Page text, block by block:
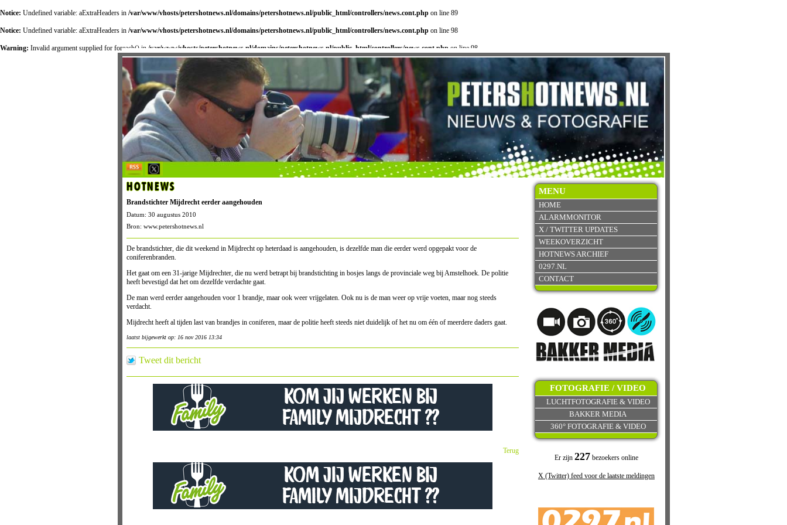
Notice: Undefined variable: aExtraHeaders in /var/www/vhosts/petershotnews.nl/domains/petershotnews.nl/public_html/controllers/news.cont.php on line 89
Notice: Undefined variable: aExtraHeaders in /var/www/vhosts/petershotnews.nl/domains/petershotnews.nl/public_html/controllers/news.cont.php on line 98
Warning: Invalid argument supplied for foreach() in /var/www/vhosts/petershotnews.nl/domains/petershotnews.nl/public_html/controllers/news.cont.php on line 98
MENU
HOME
ALARMMONITOR
X / TWITTER UPDATES
WEEKOVERZICHT
HOTNEWS ARCHIEF
0297.NL
CONTACT
FOTOGRAFIE / VIDEO
LUCHTFOTOGRAFIE & VIDEO
BAKKER MEDIA
360° FOTOGRAFIE & VIDEO
Er zijn 227 bezoekers online
X (Twitter) feed voor de laatste meldingen
HOTNEWS
Brandstichter Mijdrecht eerder aangehouden
Datum: 30 augustus 2010
Bron: www.petershotnews.nl
De brandstichter, die dit weekend in Mijdrecht op heterdaad is aangehouden, is dezelfde man die eerder werd opgepakt voor de
coniferenbranden.
Het gaat om een 31-jarige Mijdrechter, die nu werd betrapt bij brandstichting in bosjes langs de provinciale weg bij Amstelhoek. De politie
heeft bevestigd dat het om dezelfde verdachte gaat.
De man werd eerder aangehouden voor 1 brandje, maar ook weer vrijgelaten. Ook nu is de man weer op vrije voeten, maar nog steeds
verdacht.
Mijdrecht heeft al tijden last van brandjes in coniferen, maar de politie heeft steeds niet duidelijk of het nu om één of meerdere daders gaat.
laatst bijgewerkt op: 16 nov 2016 13:34
Tweet dit bericht
Terug